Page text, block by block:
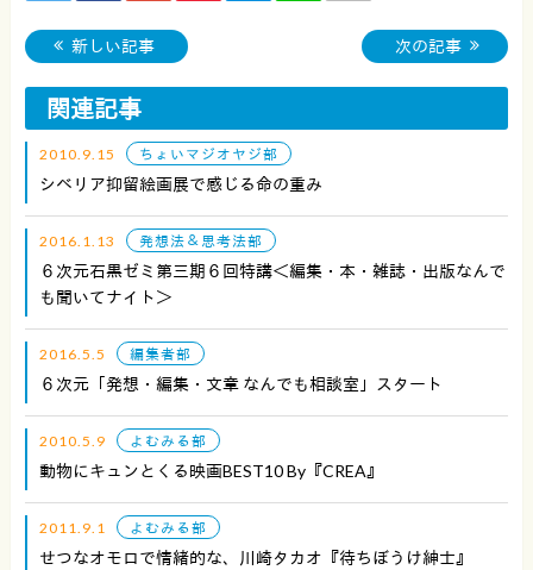
新しい記事 次の記事
関連記事
2010.9.15 ちょいマジオヤジ部
シベリア抑留絵画展で感じる命の重み
2016.1.13 発想法＆思考法部
６次元石黒ゼミ第三期６回特講＜編集・本・雑誌・出版なんで
も聞いてナイト＞
2016.5.5 編集者部
６次元「発想・編集・文章 なんでも相談室」スタート
2010.5.9 よむみる部
動物にキュンとくる映画BEST10 By『CREA』
2011.9.1 よむみる部
せつなオモロで情緒的な、川崎タカオ『待ちぼうけ紳士』